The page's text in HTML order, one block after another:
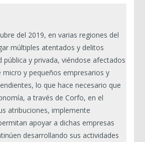
del 2019, en varias regiones del
múltiples atentados y delitos
pública y privada, viéndose afectados
micro y pequeños empresarios y
lo que hace necesario que
a través de Corfo, en el
atribuciones, implemente
apoyar a dichas empresas
desarrollando sus actividades